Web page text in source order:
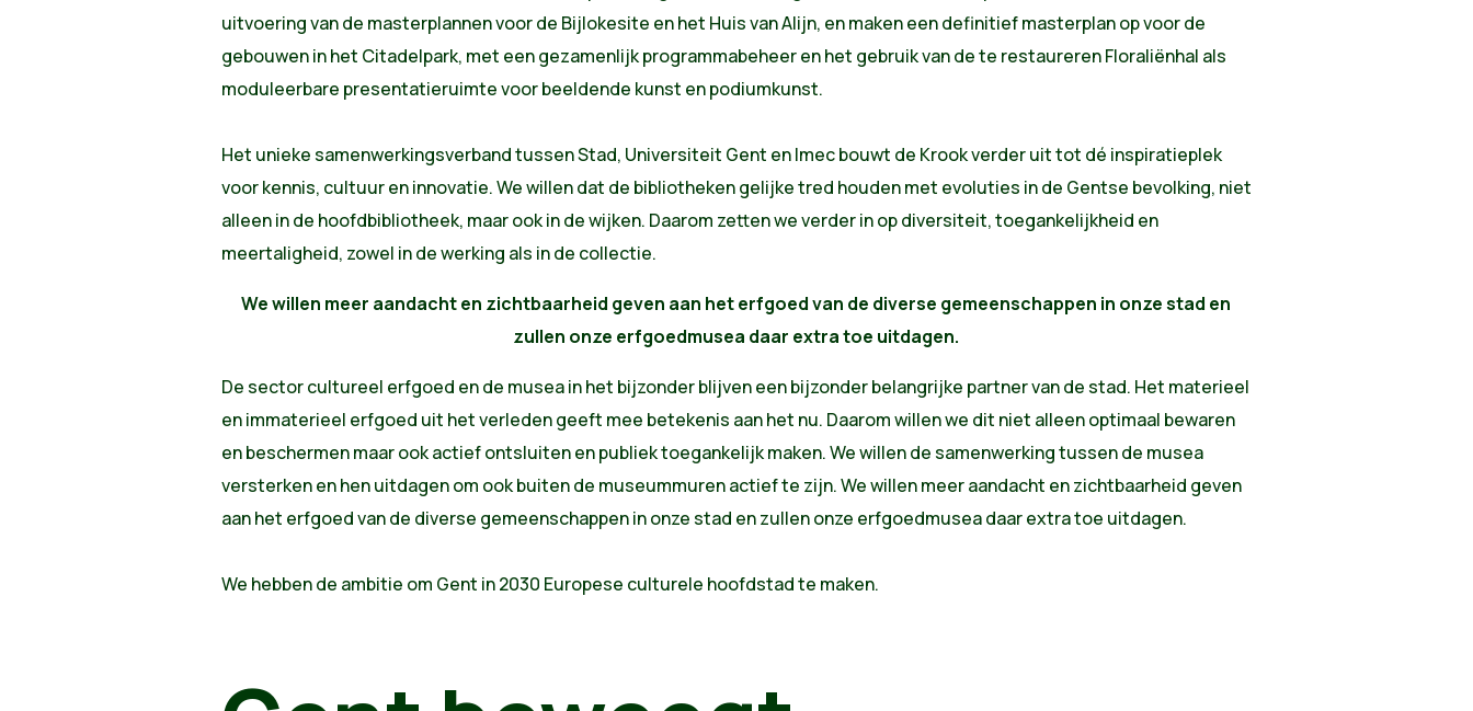
uitvoering van de masterplannen voor de Bijlokesite en het Huis van Alijn, en maken een definitief masterplan op voor de
gebouwen in het Citadelpark, met een gezamenlijk programmabeheer en het gebruik van de te restaureren Floraliënhal als
moduleerbare presentatieruimte voor beeldende kunst en podiumkunst.
Het unieke samenwerkingsverband tussen Stad, Universiteit Gent en Imec bouwt de Krook verder uit tot dé inspiratieplek
voor kennis, cultuur en innovatie. We willen dat de bibliotheken gelijke tred houden met evoluties in de Gentse bevolking, niet
alleen in de hoofdbibliotheek, maar ook in de wijken. Daarom zetten we verder in op diversiteit, toegankelijkheid en
meertaligheid, zowel in de werking als in de collectie.
We willen meer aandacht en zichtbaarheid geven aan het erfgoed van de diverse gemeenschappen in onze stad en
zullen onze erfgoedmusea daar extra toe uitdagen.
De sector cultureel erfgoed en de musea in het bijzonder blijven een bijzonder belangrijke partner van de stad. Het materieel
en immaterieel erfgoed uit het verleden geeft mee betekenis aan het nu. Daarom willen we dit niet alleen optimaal bewaren
en beschermen maar ook actief ontsluiten en publiek toegankelijk maken. We willen de samenwerking tussen de musea
versterken en hen uitdagen om ook buiten de museummuren actief te zijn. We willen meer aandacht en zichtbaarheid geven
aan het erfgoed van de diverse gemeenschappen in onze stad en zullen onze erfgoedmusea daar extra toe uitdagen.
We hebben de ambitie om Gent in 2030 Europese culturele hoofdstad te maken.